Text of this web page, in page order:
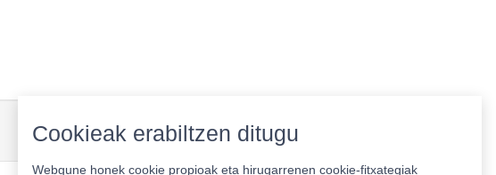
Cookieak erabiltzen ditugu
Webgune honek cookie propioak eta hirugarrenen cookie-fitxategiak